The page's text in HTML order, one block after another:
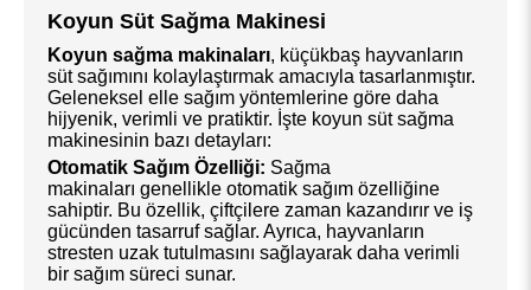
Koyun Süt Sağma Makinesi
Koyun sağma makinaları, küçükbaş hayvanların
süt sağımını kolaylaştırmak amacıyla tasarlanmıştır.
Geleneksel elle sağım yöntemlerine göre daha
hijyenik, verimli ve pratiktir. İşte koyun süt sağma
makinesinin bazı detayları:
Otomatik Sağım Özelliği: Sağma
makinaları genellikle otomatik sağım özelliğine
sahiptir. Bu özellik, çiftçilere zaman kazandırır ve iş
gücünden tasarruf sağlar. Ayrıca, hayvanların
stresten uzak tutulmasını sağlayarak daha verimli
bir sağım süreci sunar.